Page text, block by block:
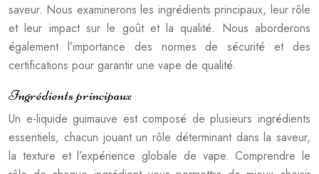
saveur. Nous examinerons les ingrédients principaux, leur rôle
et leur impact sur le goût et la qualité. Nous aborderons
également l’importance des normes de sécurité et des
certifications pour garantir une vape de qualité.
Ingrédients principaux
Un e-liquide guimauve est composé de plusieurs ingrédients
essentiels, chacun jouant un rôle déterminant dans la saveur,
la texture et l’expérience globale de vape. Comprendre le